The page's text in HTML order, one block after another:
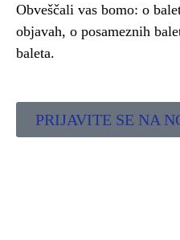
Obveščali vas bomo: o
objavah, o posameznih
baleta.
PRIJAVITE SE NA